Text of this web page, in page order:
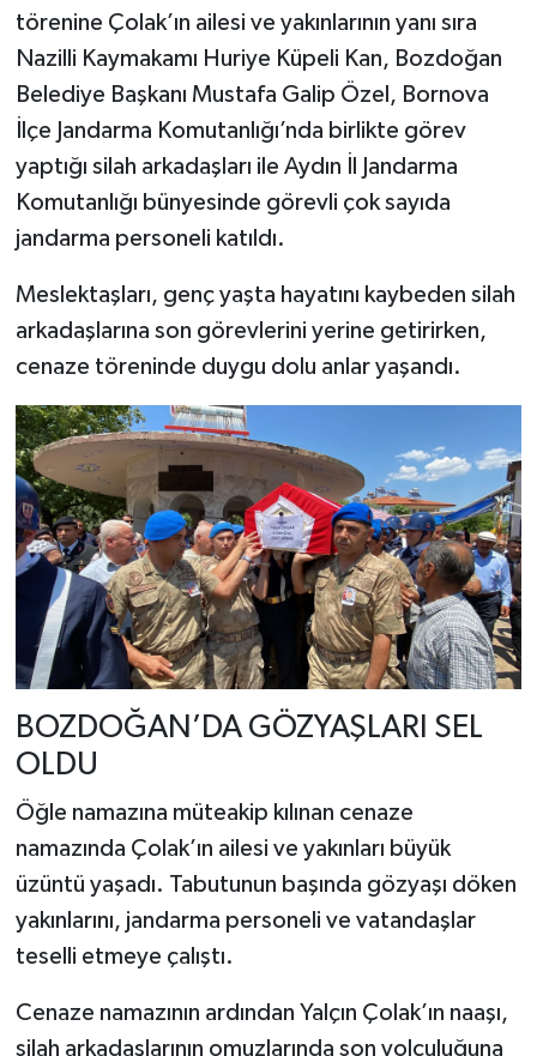
törenine Çolak’ın ailesi ve yakınlarının yanı sıra
Nazilli Kaymakamı Huriye Küpeli Kan, Bozdoğan
Belediye Başkanı Mustafa Galip Özel, Bornova
İlçe Jandarma Komutanlığı’nda birlikte görev
yaptığı silah arkadaşları ile Aydın İl Jandarma
Komutanlığı bünyesinde görevli çok sayıda
jandarma personeli katıldı.
Meslektaşları, genç yaşta hayatını kaybeden silah
arkadaşlarına son görevlerini yerine getirirken,
cenaze töreninde duygu dolu anlar yaşandı.
BOZDOĞAN’DA GÖZYAŞLARI SEL
OLDU
Öğle namazına müteakip kılınan cenaze
namazında Çolak’ın ailesi ve yakınları büyük
üzüntü yaşadı. Tabutunun başında gözyaşı döken
yakınlarını, jandarma personeli ve vatandaşlar
teselli etmeye çalıştı.
Cenaze namazının ardından Yalçın Çolak’ın naaşı,
silah arkadaşlarının omuzlarında son yolculuğuna